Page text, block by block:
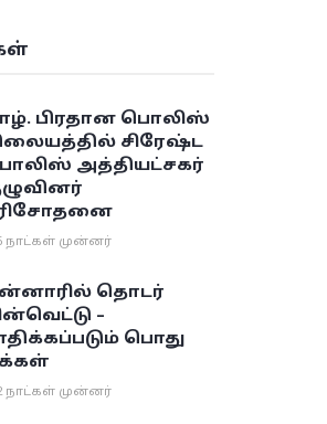
பிரதான பொலிஸ்
சிரேஷ்ட
அத்தியட்சகர்
நாட்கள் முன்னர்
தொடர்
–
பொது
நாட்கள் முன்னர்